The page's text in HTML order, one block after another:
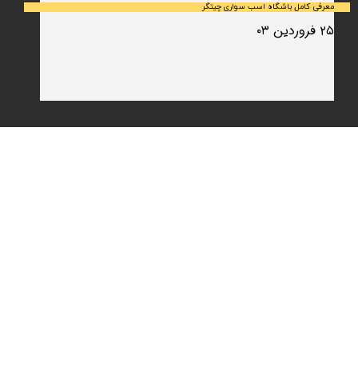
معرفی کامل باشگاه اسب سواری چیتگر
۲۵ فروردین ۰۳